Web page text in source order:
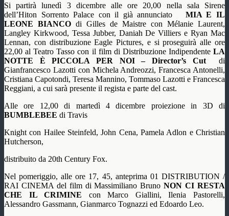
Si partirà lunedì 3 dicembre alle ore 20,00 nella sala Sirene
dell’Hiton Sorrento Palace con il già annunciato MIA E IL
LEONE BIANCO di Gilles de Maistre con Mélanie Laurent,
Langley Kirkwood, Tessa Jubber, Daniah De Villiers e Ryan Mac
Lennan, con distribuzione Eagle Pictures, e si proseguirà alle ore
22,00 al Teatro Tasso con il film di Distribuzione Indipendente LA
NOTTE È PICCOLA PER NOI – Director’s Cut di
Gianfrancesco Lazotti con Michela Andreozzi, Francesca Antonelli,
Cristiana Capotondi, Teresa Mannino, Tommaso Lazotti e Francesca
Reggiani, a cui sarà presente il regista e parte del cast.
Alle ore 12,00 di martedì 4 dicembre proiezione in 3D di
BUMBLEBEE di Travis
Knight con Hailee Steinfeld, John Cena, Pamela Adlon e Christian
Hutcherson,
distribuito da 20th Century Fox.
Nel pomeriggio, alle ore 17, 45, anteprima 01 DISTRIBUTION /
RAI CINEMA del film di Massimiliano BrunoNON CI RESTA
CHE IL CRIMINE con Marco Giallini, Ilenia Pastorelli,
Alessandro Gassmann, Gianmarco Tognazzi ed Edoardo Leo.